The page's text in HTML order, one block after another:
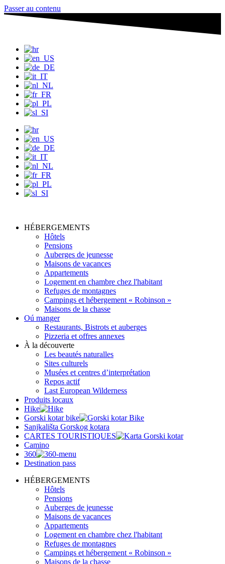
Passer au contenu
HÉBERGEMENTS
Hôtels
Pensions
Auberges de jeunesse
Maisons de vacances
Appartements
Logement en chambre chez l'habitant
Refuges de montagnes
Campings et hébergement « Robinson »
Maisons de la chasse
Oú manger
Restaurants, Bistrots et auberges
Pizzeria et offres annexes
À la découverte
Les beautés naturalles
Sites culturels
Musées et centres d’interprétation
Repos actif
Last European Wilderness
Produits locaux
Hike
Gorski kotar bike
Sanjkališta Gorskog kotara
CARTES TOURISTIQUES
Camino
360
Destination pass
HÉBERGEMENTS
Hôtels
Pensions
Auberges de jeunesse
Maisons de vacances
Appartements
Logement en chambre chez l'habitant
Refuges de montagnes
Campings et hébergement « Robinson »
Maisons de la chasse